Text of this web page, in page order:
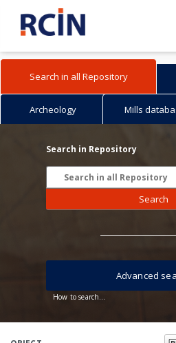
Search in all Repository
Archeology Mills
Search in Repository
Search
How to search...
Advanced